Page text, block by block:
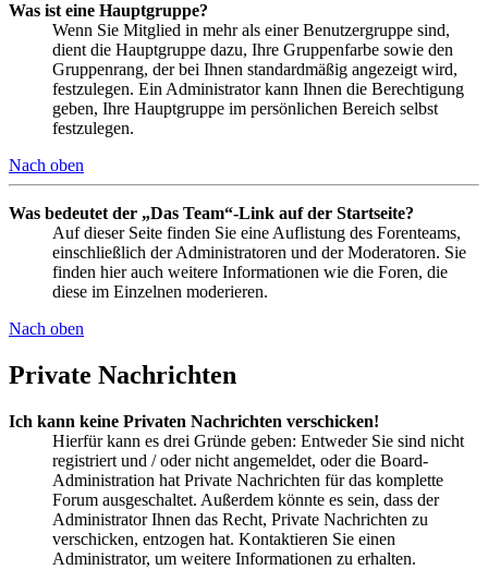
Was ist eine Hauptgruppe?
Wenn Sie Mitglied in mehr als einer Benutzergruppe sind,
dient die Hauptgruppe dazu, Ihre Gruppenfarbe sowie den
Gruppenrang, der bei Ihnen standardmäßig angezeigt wird,
festzulegen. Ein Administrator kann Ihnen die Berechtigung
geben, Ihre Hauptgruppe im persönlichen Bereich selbst
festzulegen.
Nach oben
Was bedeutet der „Das Team“-Link auf der Startseite?
Auf dieser Seite finden Sie eine Auflistung des Forenteams,
einschließlich der Administratoren und der Moderatoren. Sie
finden hier auch weitere Informationen wie die Foren, die
diese im Einzelnen moderieren.
Nach oben
Private Nachrichten
Ich kann keine Privaten Nachrichten verschicken!
Hierfür kann es drei Gründe geben: Entweder Sie sind nicht
registriert und / oder nicht angemeldet, oder die Board-
Administration hat Private Nachrichten für das komplette
Forum ausgeschaltet. Außerdem könnte es sein, dass der
Administrator Ihnen das Recht, Private Nachrichten zu
verschicken, entzogen hat. Kontaktieren Sie einen
Administrator, um weitere Informationen zu erhalten.